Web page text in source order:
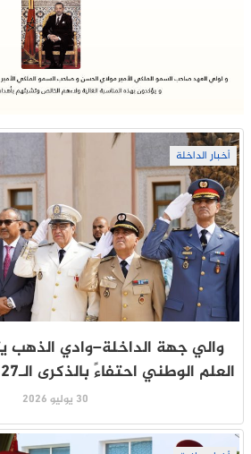
أخبار الداخلة
والي جهة الداخلة–وادي الذهب
العلم الوطني احتفاءً بالذكرى الـ27 لعيد العرش المجيد
30 يوليو 2026